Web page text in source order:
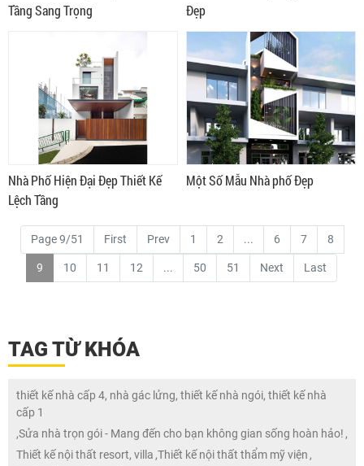
Tầng Sang Trọng
Đẹp
Nhà Phố Hiện Đại Đẹp Thiết Kế
Lệch Tầng
Một Số Mẫu Nhà phố Đẹp
Page 9/51 First Prev 1 2 ... 6 7 8
9 10 11 12 ... 50 51 Next Last
TAG TỪ KHÓA
thiết kế nhà cấp 4, nhà gác lửng, thiết kế nhà ngói, thiết kế nhà
cấp 1
,Sửa nhà trọn gói - Mang đến cho bạn không gian sống hoàn hảo! ,
Thiết kế nội thất resort, villa ,Thiết kế nội thất thẩm mỹ viện ,